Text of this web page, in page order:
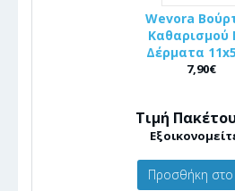
Wevora
Καθαρισμού
Δέρματα
7,90€
Τιμή
Προσθήκη στο